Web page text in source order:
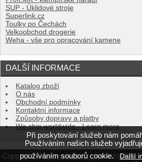
SUP - Úklidové stroje
Superlink.cz
Toulky po Čechách
Velkoobchod drogerie
Weha - vše pro opracování kamene
DALŠÍ INFORMACE
Katalog zboží
O nás
Obchodní podmínky
Kontaktní informace
Způsoby dopravy a platby
We ship worldwide - Learn more
Copyright ©originalkola.cz,provozováno
Při poskytování služeb nám
Používáním našich služeb
používáním souborů cookie.Další